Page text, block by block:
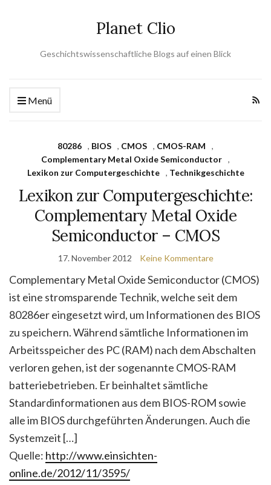
Planet Clio
Geschichtswissenschaftliche Blogs auf einen Blick
Menü
80286 , BIOS , CMOS , CMOS-RAM
,
Complementary Metal Oxide Semiconductor ,
Lexikon zur Computergeschichte
, Technikgeschichte
Lexikon zur Computergeschichte:
Complementary Metal Oxide
Semiconductor – CMOS
17. November 2012 Keine Kommentare
Complementary Metal Oxide Semiconductor (CMOS)
ist eine stromsparende Technik, welche seit dem
80286er eingesetzt wird, um Informationen des BIOS
zu speichern. Während sämtliche Informationen im
Arbeitsspeicher des PC (RAM) nach dem Abschalten
verloren gehen, ist der sogenannte CMOS-RAM
batteriebetrieben. Er beinhaltet sämtliche
Standardinformationen aus dem BIOS-ROM sowie
alle im BIOS durchgeführten Änderungen. Auch die
Systemzeit […]
Quelle: http://www.einsichten-
online.de/2012/11/3595/